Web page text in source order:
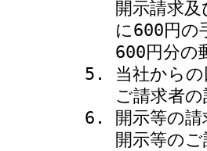
開示請求
に600円の
600円分の
当社から
ご請求者
開示等の
開示等の